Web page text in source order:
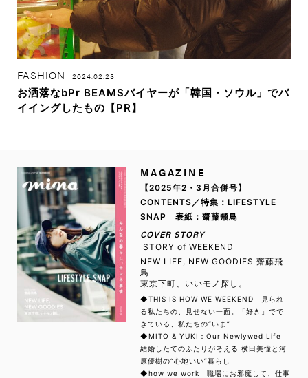
FASHION 2024.02.23
お洒落なbPr BEAMSバイヤーが「韓国・ソウル」でバ
イイングしたもの【PR】
MAGAZINE
【2025年2・3月合併号】
CONTENTS／特集：LIFESTYLE
SNAP 表紙：齋藤飛鳥
COVER STORY
STORY of WEEKEND
NEW LIFE, NEW GOODIES 齋藤飛
鳥
東京下町、いいモノ探し。
◆THIS IS HOW WE WEEKEND 見られ
る私たちの、見せない一面。「好き」でで
きている、私たちの“いま”
◆MITO & YUKI：Our Newlywed Life
結婚したてのふたりが考える 横田美憧と河
原優樹の“心地いい”暮らし
◆how we work 職場にお邪魔して、仕事